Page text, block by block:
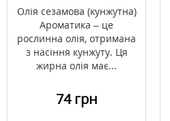
Олія сезамова (кунжутна)
Ароматика – це
рослинна олія, отримана
з насіння кунжуту. Ця
жирна олія має...
74 грн